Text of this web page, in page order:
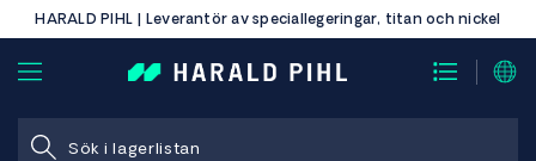
HARALD PIHL | Leverantör av speciallegeringar, titan och nickel